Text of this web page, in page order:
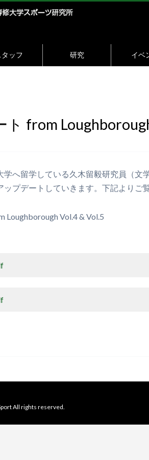
タッフ 研究 イベ
ト from
へ留学している久木留毅研究員（文
プデートしていきます。下記よりご
Loughborough Vol.4 & Vol.5
All rights reserved.